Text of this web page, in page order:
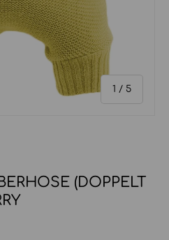
1 / von
5
(DOPPELT